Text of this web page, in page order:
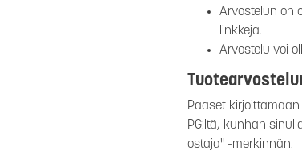
Arvostelun on
linkkejä.
Arvostelu voi
Pääset
PG:ltä, kunhan
ostaja" -merkinnän.